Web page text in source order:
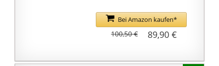
Linderung von
Symptomen bei
Plantarfasziitis. Der
Pumpe
Bei Amazon kaufen*
89,90 €
100,50 €